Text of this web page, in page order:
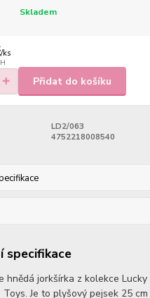
Skladem
/ks
Přidat do košíku
LD2/063
4752218008540
specifikace
hnědá jorkšírka z kolekce
Je to plyšový pejsek 25